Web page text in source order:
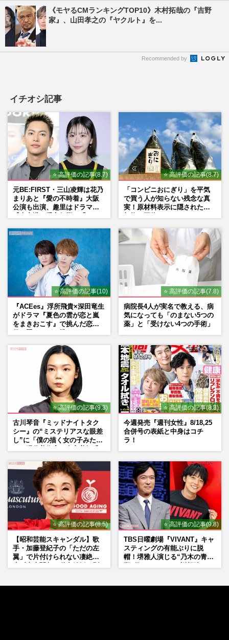
《モヤるCMランキングTOP10》木村拓哉の『吉野
家』、山田孝之の『ヤクルト』を...
Recommended by
イチオシ記事
⭐ 高評価の記事(8.7)
元BE:FIRST・三山凌輝は花乃
まりあと『愛の不時着』大阪
公演も出演、趣里はドラマ
⭐ 高評価の記事(8.7)
「コンビニおにぎり」を平気
で買う人が知らない残念な真
実！原材料表示に隠された添
⭐ 高評価の記事(10)
『ACEes』浮所飛貴×深田竜生
がドラマ『夏色の雲が恋と嵐
をまきおこす』で挑んだ恋人
⭐ 高評価の記事(7.8)
病院長4人が実名で教える、病
気になっても「のまない5つの
薬」と「受けない4つの手術」
⭐ 高評価の記事(9.3)
古川琴音『ミッドナイトタク
シー』の“ミステリアスな眼差
し”に「僕の描く女の子みた
⭐ 高評価の記事(8.3)
今週発売『週刊女性』8/18,25
合併号の表紙と中身はコチ
ラ！
⭐ 高評価の記事(8.5)
【昭和芸能スキャンダル】歌
手・加藤登紀子の「ただの左
翼」で片付けられない凄絶半
⭐ 高評価の記事(9.8)
TBS日曜劇場『VIVANT』キャ
スティングの有能ぶりに脱
帽！堺雅人演じる“乃木の青年